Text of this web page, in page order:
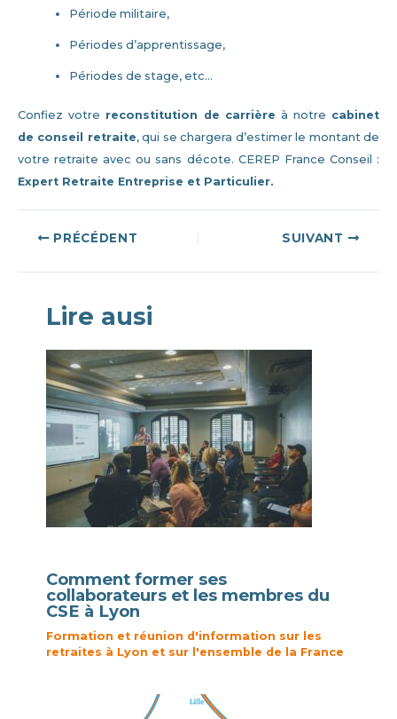
Période militaire,
Périodes d’apprentissage,
Périodes de stage, etc…
Confiez votre reconstitution de carrière à notre cabinet
de conseil retraite, qui se chargera d’estimer le montant de
votre retraite avec ou sans décote. CEREP France Conseil :
Expert Retraite Entreprise et Particulier.
Navigation
PRÉCÉDENT SUIVANT
Lire ausi
Comment former ses
collaborateurs et les membres du
CSE à Lyon
Formation et réunion d'information sur les
retraites à Lyon et sur l'ensemble de la France